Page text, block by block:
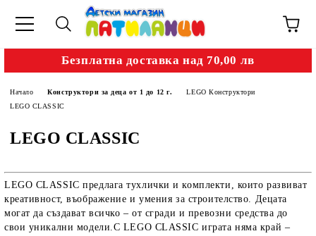
Безплатна доставка над 70,00 лв
Начало Конструктори за деца от 1 до 12 г.
LEGO Конструктори
LEGO CLASSIC
LEGO CLASSIC
LEGO CLASSIC предлага тухлички и комплекти, които развиват
креативност, въображение и умения за строителство. Децата
могат да създават всичко – от сгради и превозни средства до
свои уникални модели.С LEGO CLASSIC играта няма край –